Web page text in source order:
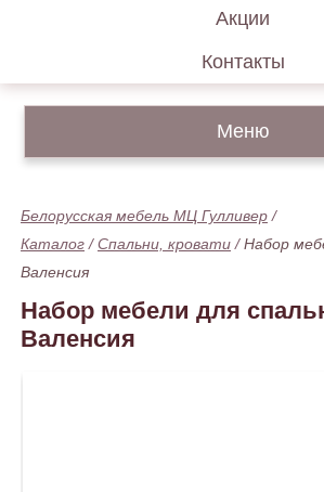
Акции
Контакты
Меню
Белорусская мебель МЦ Гулливер /
Каталог /Спальни, кровати /Набор
Валенсия
Набор мебели для
Валенсия